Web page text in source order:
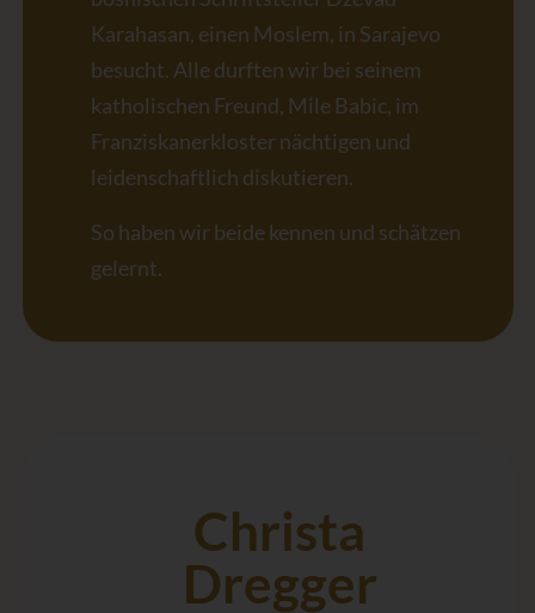
Karahasan, einen Moslem, in Sarajevo
besucht. Alle durften wir bei seinem
katholischen Freund, Mile Babic, im
Franziskanerkloster nächtigen und
leidenschaftlich diskutieren.
So haben wir beide kennen und schätzen
gelernt.
Christa
Dregger